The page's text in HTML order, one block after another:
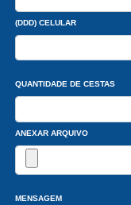
(DDD) CELULAR
QUANTIDADE DE CESTAS
ANEXAR ARQUIVO
MENSAGEM